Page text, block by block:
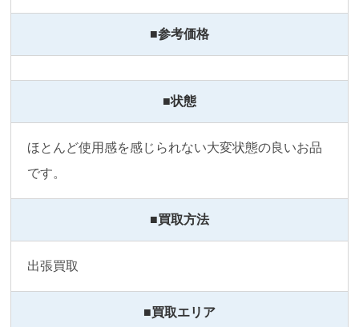
■参考価格
■状態
ほとんど使用感を感じられない大変状態の良いお品
です。
■買取方法
出張買取
■買取エリア